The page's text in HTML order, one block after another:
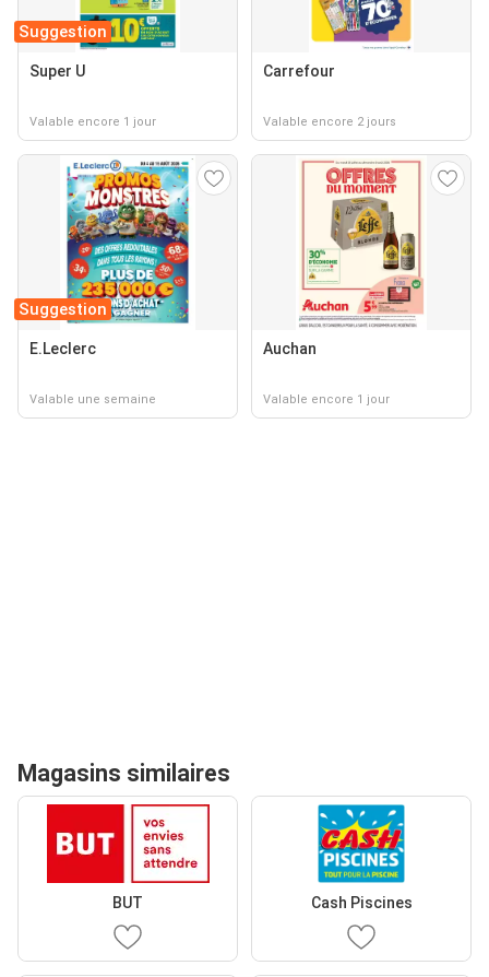
Suggestion
Super U
Valable encore 1 jour
Carrefour
Valable encore 2 jours
Suggestion
E.Leclerc
Valable une semaine
Auchan
Valable encore 1 jour
Magasins similaires
BUT Cash Piscines